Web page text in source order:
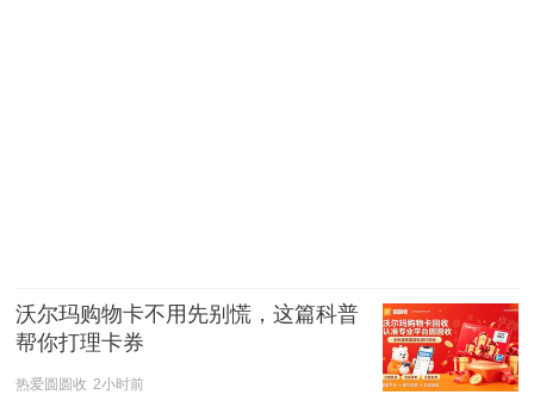
沃尔玛购物卡不用先别慌，这篇科普
帮你打理卡券
热爱圆圆收 2小时前